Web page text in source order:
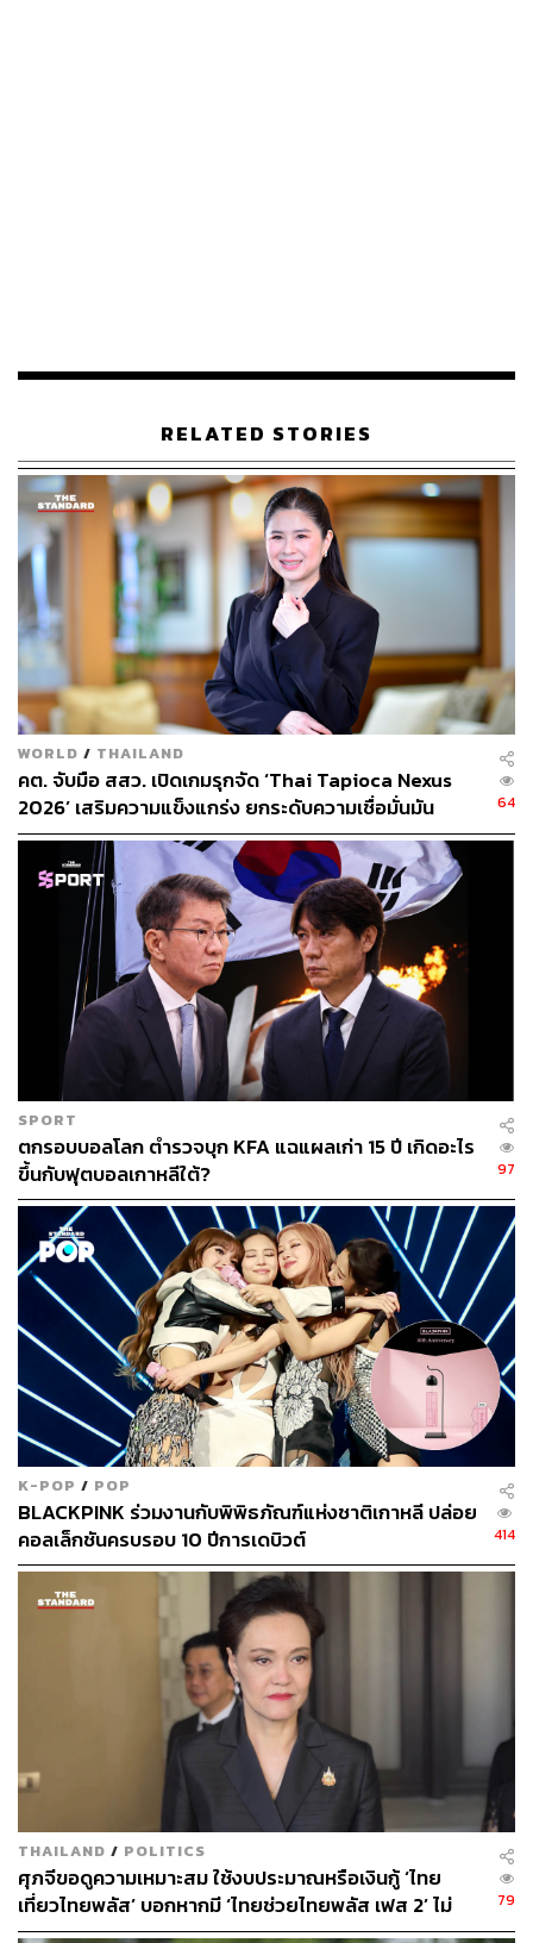
ทั้งนี้ เกาหลีใต้อนุญาตให้นำเข้าผลไม้สดจากไทยเพียง 6 ชนิด
ได้แก่ มะม่วง ทุเรียน มังคุด มะพร้าว กล้วย และสับปะรด โดย
มะม่วงเป็นสินค้าผลไม้ส่งออกอันดับ 1 ของไทยไปยัง
เกาหลีใต้ และเกาหลีใต้ยังเป็นตลาดส่งออกมะม่วงอันดับ 1
ของไทยด้วย โดยมีมูลค่าการส่งออกในปี 2567 ถึง 2,931
ล้านบาท คิดเป็นสัดส่วนร้อยละ 62.2 ของมูลค่าการส่งออก
มะม่วงของไทยทั้งหมด ขยายตัวถึงร้อยละ 132.7 จากปีก่อน
อย่างไรก็ดี เกษตรกรไทยควรจะต้องรักษามาตรฐานของผลไ
ม้ส่งออกของไทย อาทิ ไม่จัดส่งมะม่วงและทุเรียนอ่อน และ
ระมัดระวังในการตรวจสอบสารตกค้าง แมลงต่างๆ ในผลไม้
เพื่อรักษาความเชื่อมั่นในคุณภาพสินค้าผลไม้ไทย เพื่อให้
ชาวเกาหลีใต้ชื่นชอบและบริโภคสินค้าผลไม้ไทยอย่างต่อ
เนื่อง
กระทรวงพาณิชย์ South Korea
การส่งออก
สุชาติ ชมกลิ่น
ความสัมพันธ์ไทย-เกาหลี
ผลไม้
Lotte
ส่งออกไทย
311
ABOUT THE AUTHOR
THE STANDARD TEAM
กองบรรณาธิการ THE STANDARD
RELATED STORIES
WORLD / THAILAND
คต. จับมือ สสว. เปิดเกมรุกจัด ‘Thai Tapioca Nexus
2026’ เสริมความแข็งแกร่ง ยกระดับความเชื่อมั่นมัน
สำปะหลังไทยในตลาดโลก
64
SPORT
ตกรอบบอลโลก ตำรวจบุก KFA แฉแผลเก่า 15 ปี เกิดอะไร
ขึ้นกับฟุตบอลเกาหลีใต้?
97
K-POP / POP
BLACKPINK ร่วมงานกับพิพิธภัณฑ์แห่งชาติเกาหลี ปล่อย
คอลเล็กชันครบรอบ 10 ปีการเดบิวต์
414
THAILAND / POLITICS
ศุภจีขอดูความเหมาะสม ใช้งบประมาณหรือเงินกู้ ‘ไทย
เที่ยวไทยพลัส’ บอกหากมี ‘ไทยช่วยไทยพลัส เฟส 2’ ไม่
จำเป็นต้องออกพร้อมกัน
79